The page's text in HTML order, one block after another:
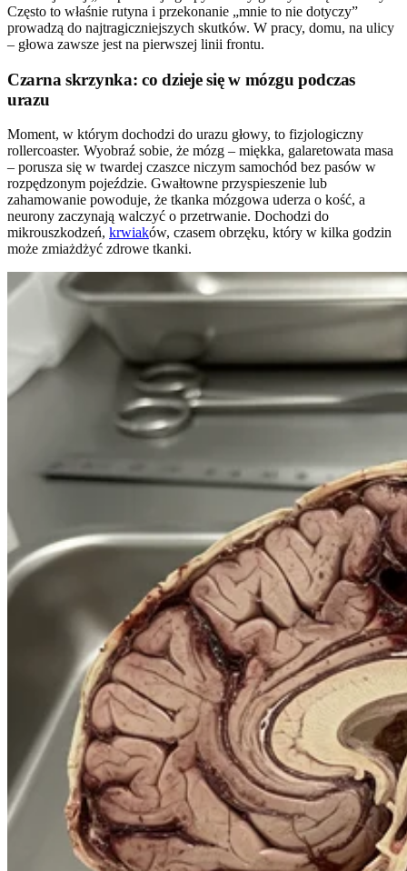
Często to właśnie rutyna i przekonanie „mnie to nie dotyczy”
prowadzą do najtragiczniejszych skutków. W pracy, domu, na ulicy
– głowa zawsze jest na pierwszej linii frontu.
Czarna skrzynka: co dzieje się w mózgu podczas
urazu
Moment, w którym dochodzi do urazu głowy, to fizjologiczny
rollercoaster. Wyobraź sobie, że mózg – miękka, galaretowata masa
– porusza się w twardej czaszce niczym samochód bez pasów w
rozpędzonym pojeździe. Gwałtowne przyspieszenie lub
zahamowanie powoduje, że tkanka mózgowa uderza o kość, a
neurony zaczynają walczyć o przetrwanie. Dochodzi do
mikrouszkodzeń, krwiaków, czasem obrzęku, który w kilka godzin
może zmiażdżyć zdrowe tkanki.